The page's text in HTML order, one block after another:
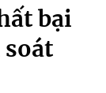
bại
soát